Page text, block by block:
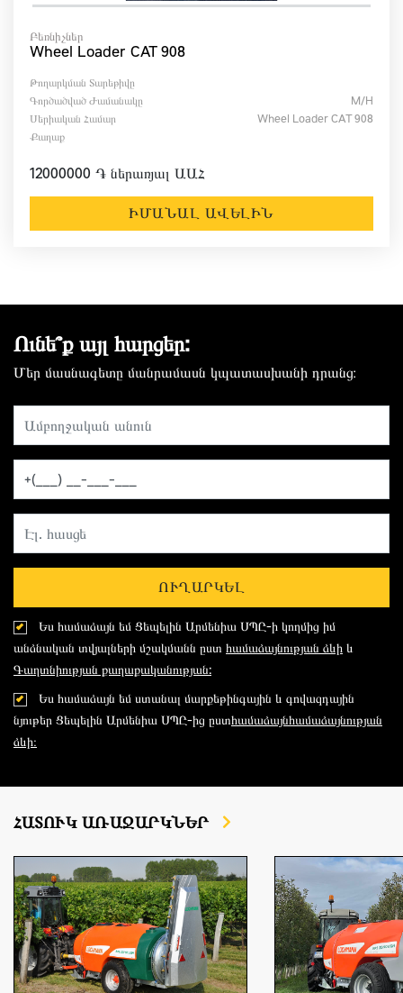
Բեռնիչներ
Wheel Loader CAT 908
Թողարկման Տարեթիվը
Գործածված Ժամանակը
M/h
Սերիական Համար
Wheel Loader CAT 908
Քաղաք
12000000 ֏ ներառյալ ԱԱՀ
ԻՄԱՆԱԼ ԱՎԵԼԻՆ
Ունե՞ք այլ հարցեր:
Մեր մասնագետը մանրամասն կպատասխանի դրանց։
ՈՒՂԱՐԿԵԼ
Ես համաձայն եմ Ցեպելին Արմենիա ՍՊԸ-ի կողմից իմ
անձնական տվյալների մշակմանն ըստ համաձայնության ձևի և
Գաղտնիության քաղաքականության:
Ես համաձայն եմ ստանալ մարքեթինգային և գովազդային
նյութեր Ցեպելին Արմենիա ՍՊԸ-ից ըստհամաձայնհամաձայնության
ձևի։
ՀԱՏՈՒԿ ԱՌԱՋԱՐԿՆԵՐ